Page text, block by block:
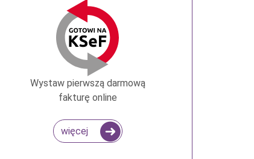
Wystaw pierwszą darmową
fakturę online
więcej